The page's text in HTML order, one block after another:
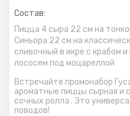
Состав:
Пицца 4 сыра 22 см на
Синьора 22 см на
сливочный в икре с крабом
лососем под моцареллой
Встречайте промонабор
ароматные пиццы сырная и
сочных ролла . Это
поводов!